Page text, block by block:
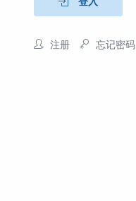
注册 忘记密码